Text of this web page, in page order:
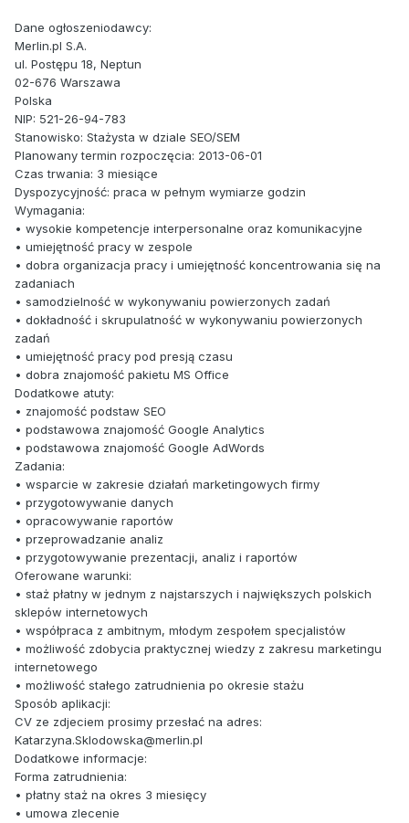
Dane ogłoszeniodawcy:
Merlin.pl S.A.
ul. Postępu 18, Neptun
02-676 Warszawa
Polska
NIP: 521-26-94-783
Stanowisko: Stażysta w dziale SEO/SEM
Planowany termin rozpoczęcia: 2013-06-01
Czas trwania: 3 miesiące
Dyspozycyjność: praca w pełnym wymiarze godzin
Wymagania:
• wysokie kompetencje interpersonalne oraz komunikacyjne
• umiejętność pracy w zespole
• dobra organizacja pracy i umiejętność koncentrowania się na
zadaniach
• samodzielność w wykonywaniu powierzonych zadań
• dokładność i skrupulatność w wykonywaniu powierzonych
zadań
• umiejętność pracy pod presją czasu
• dobra znajomość pakietu MS Office
Dodatkowe atuty:
• znajomość podstaw SEO
• podstawowa znajomość Google Analytics
• podstawowa znajomość Google AdWords
Zadania:
• wsparcie w zakresie działań marketingowych firmy
• przygotowywanie danych
• opracowywanie raportów
• przeprowadzanie analiz
• przygotowywanie prezentacji, analiz i raportów
Oferowane warunki:
• staż płatny w jednym z najstarszych i największych polskich
sklepów internetowych
• współpraca z ambitnym, młodym zespołem specjalistów
• możliwość zdobycia praktycznej wiedzy z zakresu marketingu
internetowego
• możliwość stałego zatrudnienia po okresie stażu
Sposób aplikacji:
CV ze zdjeciem prosimy przesłać na adres:
Katarzyna.Sklodowska@merlin.pl
Dodatkowe informacje:
Forma zatrudnienia:
• płatny staż na okres 3 miesięcy
• umowa zlecenie